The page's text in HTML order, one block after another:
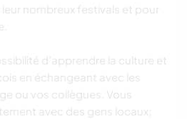
nombreux festivals et pour
d’apprendre la culture et
en échangeant avec les
ou vos collègues. Vous
avec des gens locaux;